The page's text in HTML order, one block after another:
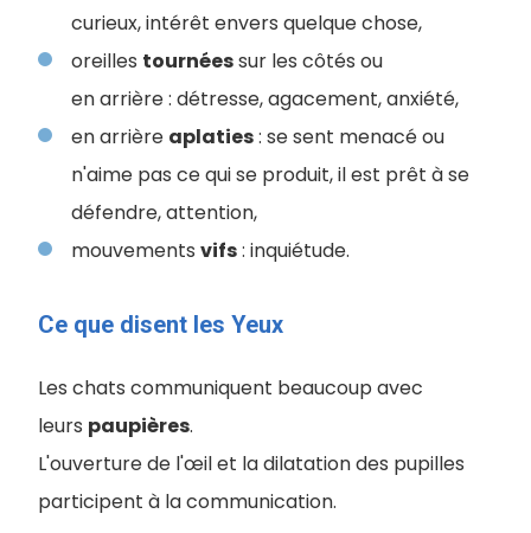
curieux, intérêt envers quelque chose,
oreilles tournéessur les côtés ou
en arrière : détresse, agacement, anxiété,
en arrière aplaties: se sent menacé ou
n'aime pas ce qui se produit, il est prêt à se
défendre, attention,
mouvements vifs: inquiétude.
Ce que disent les Yeux
Les chats communiquent beaucoup avec
leurs paupières.
L'ouverture de l'œil et la dilatation des pupilles
participent à la communication.